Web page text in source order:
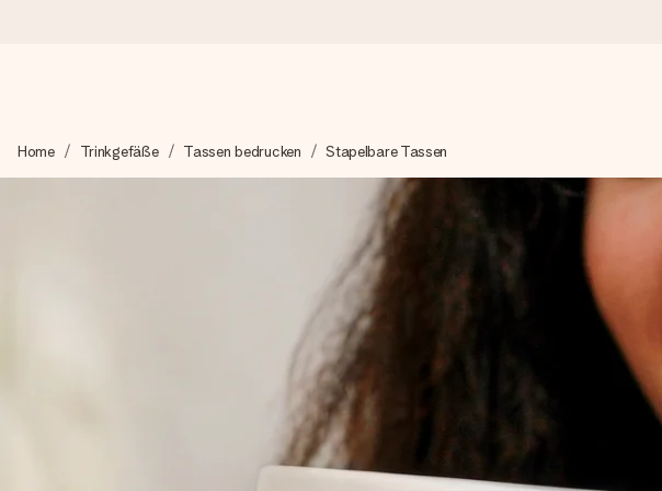
Wir bereiten dein Geschenk sorgfältig vor und schicken es blitzschnell – damit du es
4,8 (basierend auf +15.000 Bewertungen)
Unsere Geschenke begeistern. Kunden bewerten uns mit 4,8 bei Google Reviews
Mit Liebe gemacht, im Handumdrehen
Erstelle etwas Einzigartiges in wenigen Schritten – mit ihrem Namen, deinem Foto
Home Trinkgefäße Tassen bedrucken Stapelbare Tassen